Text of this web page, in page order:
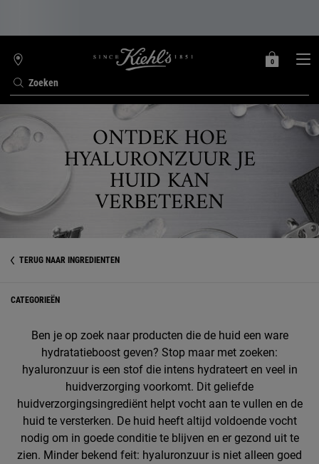
Zoeken
WINKELZOEKER
MIJN
0
0 PRODUCT
ONTDEK HOE
HYALURONZUUR JE
HUID KAN
VERBETEREN
TERUG NAAR INGREDIËNTEN
CATEGORIEËN
Ben je op zoek naar producten die de huid een ware
hydratatieboost geven? Stop maar met zoeken:
hyaluronzuur is een stof die intens hydrateert en veel in
huidverzorging voorkomt. Dit geliefde
huidverzorgingsingrediënt helpt vocht aan te vullen en de
huid te versterken. De huid heeft altijd voldoende vocht
nodig om in goede conditie te blijven en er gezond uit te
zien. Minder bekend feit: hyaluronzuur is niet alleen goed